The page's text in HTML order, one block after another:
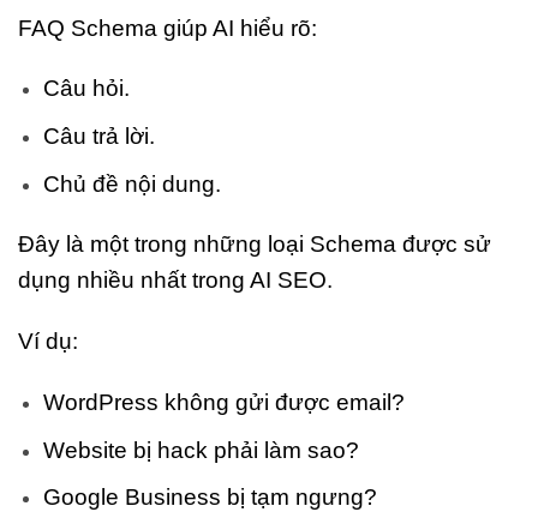
FAQ Schema giúp AI hiểu rõ:
Câu hỏi.
Câu trả lời.
Chủ đề nội dung.
Đây là một trong những loại Schema được sử
dụng nhiều nhất trong AI SEO.
Ví dụ:
WordPress không gửi được email?
Website bị hack phải làm sao?
Google Business bị tạm ngưng?